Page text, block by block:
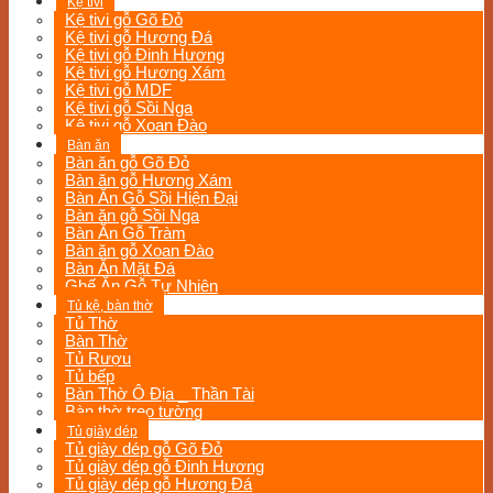
Kệ tivi gỗ Gõ Đỏ
Kệ tivi gỗ Hương Đá
Kệ tivi gỗ Đinh Hương
Kệ tivi gỗ Hương Xám
Kệ tivi gỗ MDF
Kệ tivi gỗ Sồi Nga
Kệ tivi gỗ Xoan Đào
Bàn ăn
Bàn ăn gỗ Gõ Đỏ
Bàn ăn gỗ Hương Xám
Bàn Ăn Gỗ Sồi Hiện Đại
Bàn ăn gỗ Sồi Nga
Bàn Ăn Gỗ Tràm
Bàn ăn gỗ Xoan Đào
Bàn Ăn Mặt Đá
Ghế Ăn Gỗ Tự Nhiên
Tủ kệ, bàn thờ
Tủ Thờ
Bàn Thờ
Tủ Rượu
Tủ bếp
Bàn Thờ Ô Địa _ Thần Tài
Bàn thờ treo tường
Tủ giày dép
Tủ giày dép gỗ Gõ Đỏ
Tủ giày dép gỗ Đinh Hương
Tủ giày dép gỗ Hương Đá